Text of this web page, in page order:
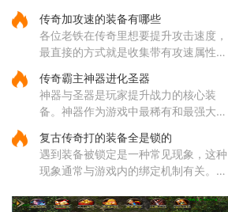
家会直接来到地牢一层东，这里是蜈蚣
洞地图的起始区域。地牢内部的路
传奇加攻速的装备有哪些
各位老铁在传奇里想要提升攻击速度，
最直接的方式就是收集带有攻速属性的
风套装里的戒指和项链，只需要一枚狂
风戒指就能给你增加一点攻击
传奇霸主神器进化圣器
神器与圣器是玩家提升战力的核心装
备。神器作为游戏中最稀有和最强大的
每种神器都具备独特的技能和被动效
果。玩家收集一定数量的神器后，
复古传奇打的装备全是锁的
遇到装备被锁定是一种常见现象，这种
现象通常与游戏内的绑定机制有关。部
上，这种绑定状态会限制装备的交易和